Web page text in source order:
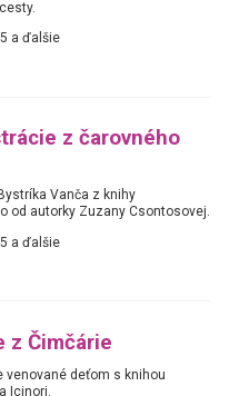
a ďalšie
z čarovného
Vanča z knihy
od autorky Zuzany Csontosovej.
a ďalšie
z Čimčárie
venované deťom s knihou
Icinori.